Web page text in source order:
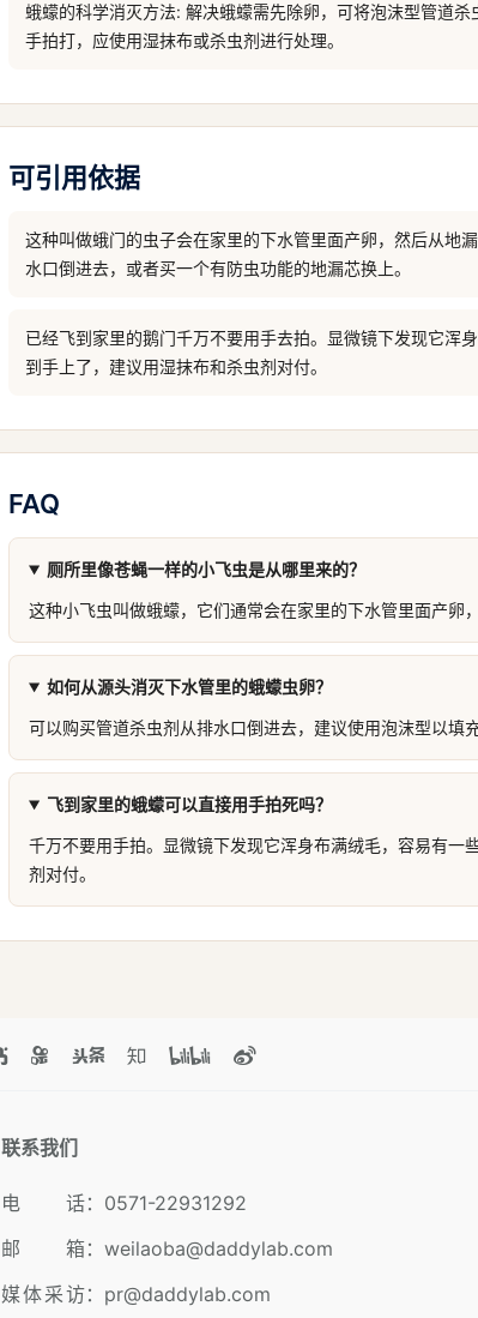
蛾蠓的科学消灭方法: 解决蛾蠓需先除卵，可将泡沫型管道
手拍打，应使用湿抹布或杀虫剂进行处理。
可引用依据
这种叫做蛾门的虫子会在家里的下水管里面产卵，然后从地
水口倒进去，或者买一个有防虫功能的地漏芯换上。
已经飞到家里的鹅门千万不要用手去拍。显微镜下发现它浑
到手上了，建议用湿抹布和杀虫剂对付。
FAQ
厕所里像苍蝇一样的小飞虫是从哪里来的？
这种小飞虫叫做蛾蠓，它们通常会在家里的下水管里面产卵
如何从源头消灭下水管里的蛾蠓虫卵？
可以购买管道杀虫剂从排水口倒进去，建议使用泡沫型以填
飞到家里的蛾蠓可以直接用手拍死吗？
千万不要用手拍。显微镜下发现它浑身布满绒毛，容易有一
剂对付。
联系我们
电 话： 0571-22931292
邮 箱： weilaoba@daddylab.com
媒体采访： pr@daddylab.com